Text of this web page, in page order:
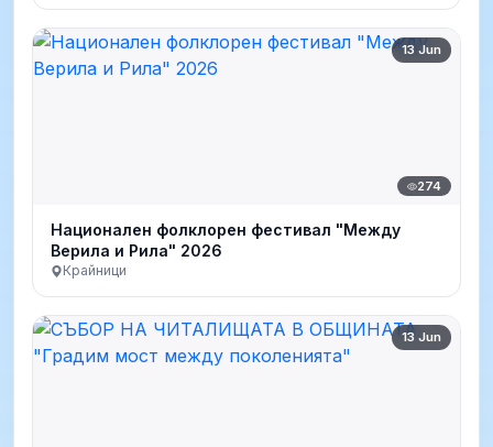
13 Jun
274
Национален фолклорен фестивал "Между
Верила и Рила" 2026
Крайници
13 Jun